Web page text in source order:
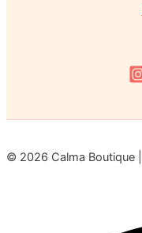
© 2026 Calma Boutique |